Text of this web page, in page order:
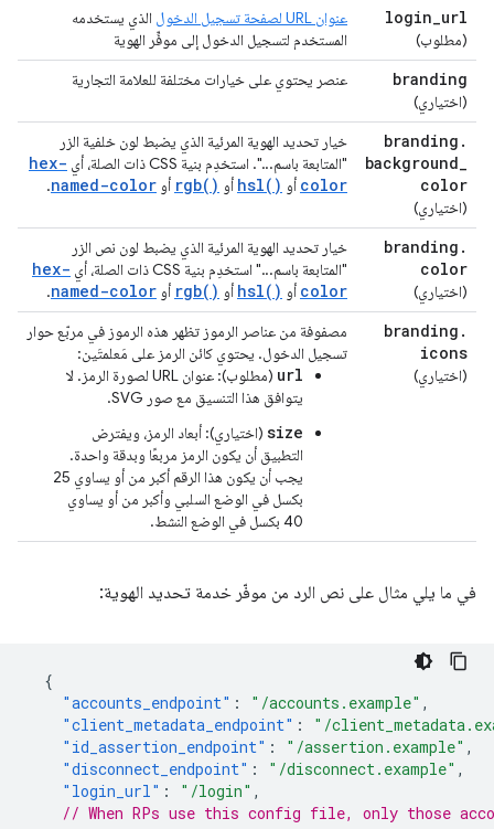
login_url
(مطلوب)
عنوان URL لصفحة تسجيل الدخول
الذي يستخدمه
المستخدم لتسجيل الدخول إلى موفِّر الهوية
branding
(اختياري)
عنصر يحتوي على خيارات مختلفة للعلامة التجارية
branding .
background_
color
(اختياري)
خيار تحديد الهوية المرئية الذي يضبط لون خلفية الزر
"المتابعة باسم...". استخدِم بنية CSS ذات الصلة، أي
hex-
color أو hsl() أو rgb() أو named-color
.
branding .
color
(اختياري)
خيار تحديد الهوية المرئية الذي يضبط لون نص الزر
"المتابعة باسم..." استخدِم بنية CSS ذات الصلة، أي
hex-
color أو hsl() أو rgb() أو named-color
.
branding .
icons
(اختياري)
مصفوفة من عناصر الرموز تظهر هذه الرموز في مربّع حوار
تسجيل الدخول. يحتوي كائن الرمز على مَعلمتَين:
url
(مطلوب): عنوان URL لصورة الرمز. لا
يتوافق هذا التنسيق مع صور SVG.
size (اختياري): أبعاد الرمز، ويفترض
التطبيق أن يكون الرمز مربعًا وبدقة واحدة.
يجب أن يكون هذا الرقم أكبر من أو يساوي 25
بكسل في الوضع السلبي وأكبر من أو يساوي
40 بكسل في الوضع النشط.
في ما يلي مثال على نص الرد من موفّر خدمة تحديد الهوية:
{
"accounts_endpoint" : "/accounts.example" ,
"client_metadata_endpoint" :
"/
"id_assertion_endpoint" : "/assertion.example" ,
"disconnect_endpoint" : "/disconnect.example" ,
"login_url" : "/login" ,
// When RPs use this config file, only those